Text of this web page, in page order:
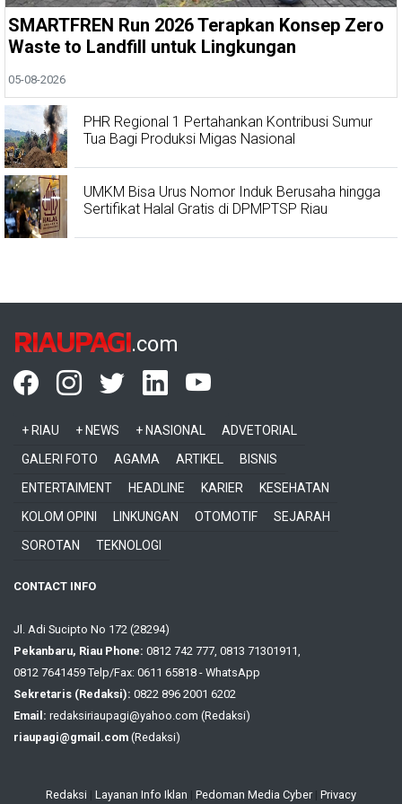
SMARTFREN Run 2026 Terapkan Konsep Zero
Waste to Landfill untuk Lingkungan
05-08-2026
PHR Regional 1 Pertahankan Kontribusi Sumur
Tua Bagi Produksi Migas Nasional
UMKM Bisa Urus Nomor Induk Berusaha hingga
Sertifikat Halal Gratis di DPMPTSP Riau
RIAUPAGI.com
+ RIAU + NEWS + NASIONAL
ADVETORIAL
GALERI FOTO
AGAMA ARTIKEL
BISNIS
ENTERTAIMENT
HEADLINE KARIER
KESEHATAN
KOLOM OPINI
LINKUNGAN OTOMOTIF
SEJARAH
SOROTAN
TEKNOLOGI
CONTACT INFO
Jl. Adi Sucipto No 172 (28294)
Pekanbaru, Riau Phone: 0812 742 777, 0813 71301911,
0812 7641459 Telp/Fax: 0611 65818 - WhatsApp
Sekretaris (Redaksi): 0822 896 2001 6202
Email: redaksiriaupagi@yahoo.com (Redaksi)
riaupagi@gmail.com (Redaksi)
Redaksi Layanan Info Iklan Pedoman Media Cyber Privacy